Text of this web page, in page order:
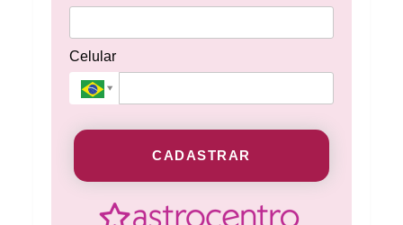
Celular
CADASTRAR